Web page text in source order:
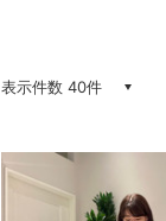
表示件数 40件